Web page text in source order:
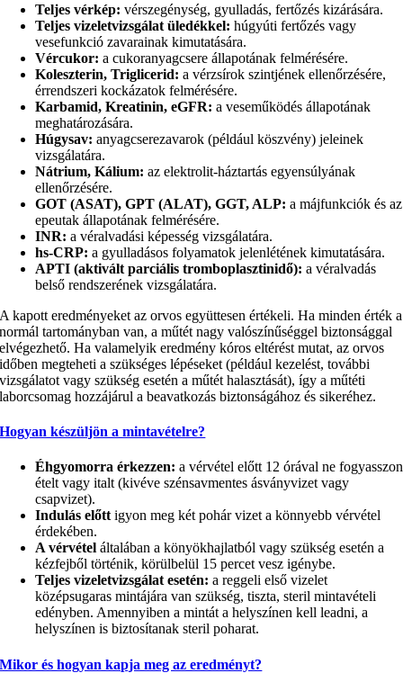
Teljes vérkép: vérszegénység, gyulladás, fertőzés kizárására.
Teljes vizeletvizsgálat üledékkel: húgyúti fertőzés vagy
vesefunkció zavarainak kimutatására.
Vércukor: a cukoranyagcsere állapotának felmérésére.
Koleszterin, Triglicerid: a vérzsírok szintjének ellenőrzésére,
érrendszeri kockázatok felmérésére.
Karbamid, Kreatinin, eGFR: a veseműködés állapotának
meghatározására.
Húgysav: anyagcserezavarok (például köszvény) jeleinek
vizsgálatára.
Nátrium, Kálium: az elektrolit-háztartás egyensúlyának
ellenőrzésére.
GOT (ASAT), GPT (ALAT), GGT, ALP: a májfunkciók és az
epeutak állapotának felmérésére.
INR: a véralvadási képesség vizsgálatára.
hs-CRP: a gyulladásos folyamatok jelenlétének kimutatására.
APTI (aktivált parciális tromboplasztinidő): a véralvadás
belső rendszerének vizsgálatára.
A kapott eredményeket az orvos együttesen értékeli. Ha minden érték a
normál tartományban van, a műtét nagy valószínűséggel biztonsággal
elvégezhető. Ha valamelyik eredmény kóros eltérést mutat, az orvos
időben megteheti a szükséges lépéseket (például kezelést, további
vizsgálatot vagy szükség esetén a műtét halasztását), így a műtéti
laborcsomag hozzájárul a beavatkozás biztonságához és sikeréhez.
Hogyan készüljön a mintavételre?
Éhgyomorra érkezzen: a vérvétel előtt 12 órával ne fogyasszon
ételt vagy italt (kivéve szénsavmentes ásványvizet vagy
csapvizet).
Indulás előtt igyon meg két pohár vizet a könnyebb vérvétel
érdekében.
A vérvétel általában a könyökhajlatból vagy szükség esetén a
kézfejből történik, körülbelül 15 percet vesz igénybe.
Teljes vizeletvizsgálat esetén: a reggeli első vizelet
középsugaras mintájára van szükség, tiszta, steril mintavételi
edényben. Amennyiben a mintát a helyszínen kell leadni, a
helyszínen is biztosítanak steril poharat.
Mikor és hogyan kapja meg az eredményt?